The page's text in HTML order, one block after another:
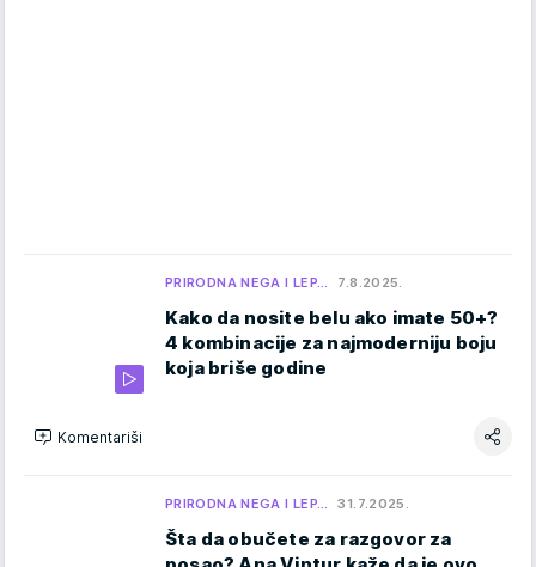
PRIRODNA NEGA I LEP… 7.8.2025.
Kako da nosite belu ako imate 50+?
4 kombinacije za najmoderniju boju
koja briše godine
Komentariši
PRIRODNA NEGA I LEP… 31.7.2025.
Šta da obučete za razgovor za